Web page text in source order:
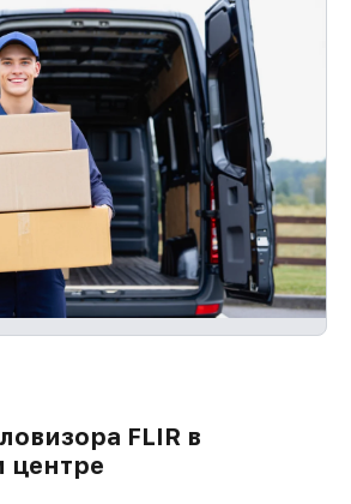
FLIR в
центре